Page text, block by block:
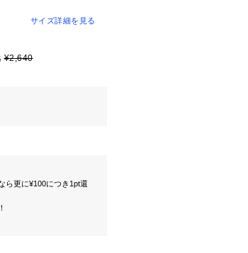
サイズ詳細を見る
¥2,640
ら更に¥100につき1pt還